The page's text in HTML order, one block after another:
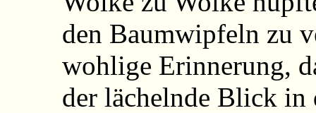
den Baumwipfeln zu
wohlige Erinnerung,
der lächelnde Blick in